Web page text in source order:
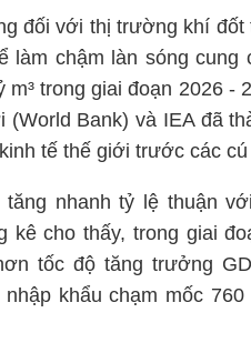
đối với thị trường khí
làm chậm làn sóng cung
trong giai đoạn 2026 -
Bank) và IEA đã
tế thế giới trước các
nhanh tỷ lệ thuận
kê cho thấy, trong giai
tốc độ tăng trưởng
khẩu chạm mốc